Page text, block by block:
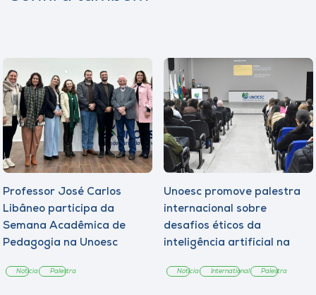
Professor José Carlos
Libâneo participa da
Semana Acadêmica de
Pedagogia na Unoesc
Notícia Palestra
Unoesc promove palestra
internacional sobre
desafios éticos da
inteligência artificial na
Notícia International Palestra